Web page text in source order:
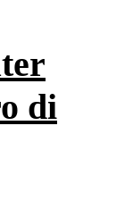
di